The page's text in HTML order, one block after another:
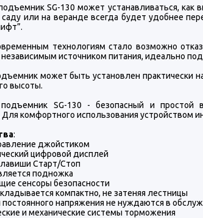
SG-130 может устанавливаться, как
или на веранде всегда будет удобнее
технологиям стало возможно
источником питания, идеально
может быть установлен практически
высоты.
SG-130 - безопасный и простой в
Для комфортного использования устройством
:
джойстиком
цифровой дисплей
Старт/Стоп
подножка
сенсоры безопасности
компактно, не затеняя лестницы
постоянного напряжения не нуждаются в
и механические системы торможения